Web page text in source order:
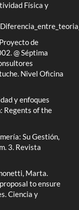
Física y
de
@ Séptima
Nivel Oficina
y enfoques
Regents of the
Su Gestión,
3. Revista
Marta.
to ensure
Ciencia y